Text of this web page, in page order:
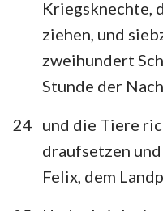
Kriegsknechte,
ziehen, und
zweihundert
Stunde der
24 und die Tiere
draufsetzen
Felix, dem